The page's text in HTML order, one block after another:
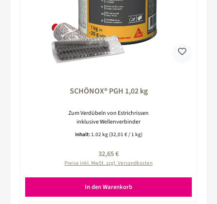
SCHÖNOX® PGH 1,02 kg
Zum Verdübeln von Estrichrissen
inklusive Wellenverbinder
Inhalt: 1.02 kg (32,01 € / 1 kg)
Regulärer Preis:
32,65 €
Preise inkl. MwSt. zzgl. Versandkosten
In den Warenkorb